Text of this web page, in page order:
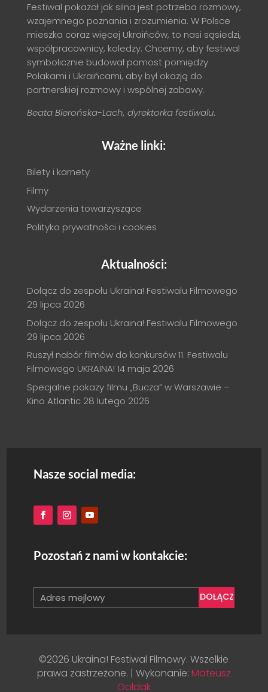
Festiwal pokazał jak silna jest potrzeba rozmowy,
wzajemnego poznania i zrozumienia. W Polsce
mieszka coraz więcej Ukraińców, to nasi sąsiedzi,
współpracownicy, koledzy. Chcemy, aby festiwal
symbolicznie budował pomost pomiędzy
Polakami i Ukraińcami, aby był okazją do
partnerskiej rozmowy i wspólnej zabawy.
Beata Bierońska-Lach, dyrektorka festiwalu.
Ważne linki:
Bilety i karnety
Filmy
Wydarzenia towarzyszące
Polityka prywatności i cookies
Aktualności:
Dołącz do zespołu Ukraina! Festiwalu Filmowego
29 lipca 2026
Dołącz do zespołu Ukraina! Festiwalu Filmowego
29 lipca 2026
Ruszył nabór filmów do konkursów 11. Festiwalu
Filmowego UKRAINA! 14 maja 2026
Specjalne pokazy filmu „Bucza” w Warszawie –
Kino Atlantic 28 lutego 2026
Nasze social media:
Pozostań z nami w kontakcie:
DOŁĄCZ
©2026 Ukraina! Festiwal Filmowy. Wszelkie
prawa zastrzeżone. | Wykonanie: Mateusz
Gołdak